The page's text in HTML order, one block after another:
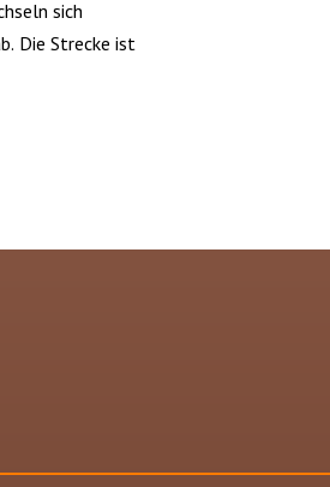
sich
Die Strecke ist